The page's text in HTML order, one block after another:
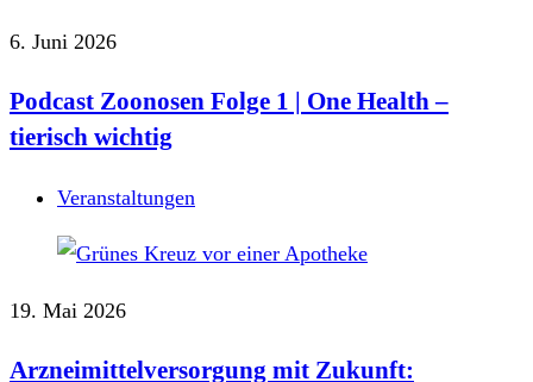
6. Juni 2026
Podcast Zoonosen Folge 1 | One Health –
tierisch wichtig
Veranstaltungen
19. Mai 2026
Arzneimittelversorgung mit Zukunft: